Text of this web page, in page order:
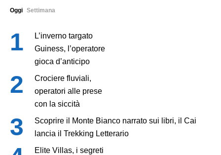
Oggi Settimana
L’inverno targato
Guiness, l’operatore
gioca d’anticipo
Crociere fluviali,
operatori alle prese
con la siccità
Scoprire il Monte Bianco narrato sui libri, il Cai
lancia il Trekking Letterario
Elite Villas, i segreti